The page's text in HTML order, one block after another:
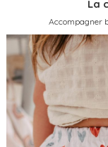
La
Accompagner